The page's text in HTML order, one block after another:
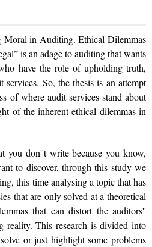
Moral in Auditing. Ethical Dilemmas
is an adage to auditing that wants
have the role of upholding truth,
So, the thesis is an attempt
of where audit services stand about
of the inherent ethical dilemmas in
you don''t write because you know,
to discover, through this study we
this time analysing a topic that has
that are only solved at a theoretical
that can distort the auditors''
reality. This research is divided into
or just highlight some problems